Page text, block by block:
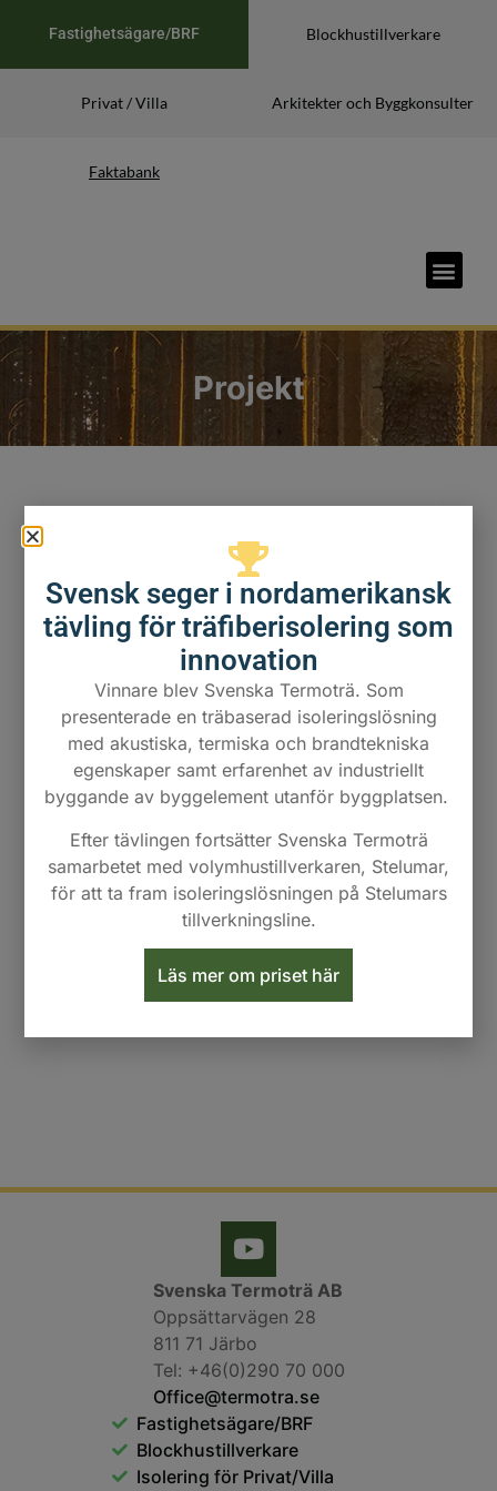
Fastighetsägare/BRF Blockhustillverkare
Privat / Villa Arkitekter och Byggkonsulter
Faktabank
Projekt
Skicka
Svenska Termoträ AB
Oppsättarvägen 28
811 71 Järbo
Tel: +46(0)290 70 000
Office@termotra.se
Fastighetsägare/BRF
Blockhustillverkare
Isolering för Privat/Villa
Svensk seger i nordamerikansk
tävling för träfiberisolering som
innovation
Vinnare blev Svenska Termoträ. Som
presenterade en träbaserad isoleringslösning
med akustiska, termiska och brandtekniska
egenskaper samt erfarenhet av industriellt
byggande av byggelement utanför byggplatsen.
Efter tävlingen fortsätter Svenska Termoträ
samarbetet med volymhustillverkaren, Stelumar,
för att ta fram isoleringslösningen på Stelumars
tillverkningsline.
Läs mer om priset här